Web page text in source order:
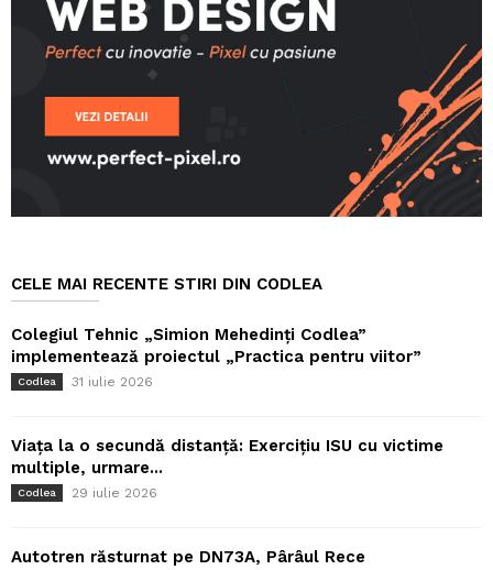
CELE MAI RECENTE STIRI DIN CODLEA
Colegiul Tehnic „Simion Mehedinți Codlea”
implementează proiectul „Practica pentru viitor”
Codlea 31 iulie 2026
Viața la o secundă distanță: Exercițiu ISU cu victime
multiple, urmare...
Codlea 29 iulie 2026
Autotren răsturnat pe DN73A, Pârâul Rece